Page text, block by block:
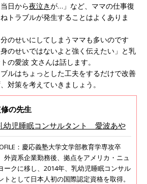
日から夜泣きが…」など、ママの仕事復
トラブルが発生することはよくありま
のせいにしてしまうママも多いのです
のせいではないよと強く伝えたい」と乳
の愛波 文さんは話します。
ルはちょっとした工夫をするだけで改善
策を考えていきましょう。
の先生
幼児睡眠コンサルタント 愛波あや
：慶応義塾大学文学部教育学専攻卒
外資系企業勤務後、拠点をアメリカ・ニュ
ークに移し、2014年、乳幼児睡眠コンサル
トとして日本人初の国際認定資格を取得。